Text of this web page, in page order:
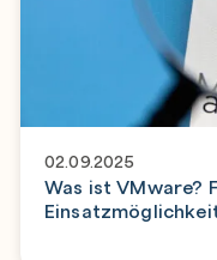
02.09.2025
Was ist VMware?